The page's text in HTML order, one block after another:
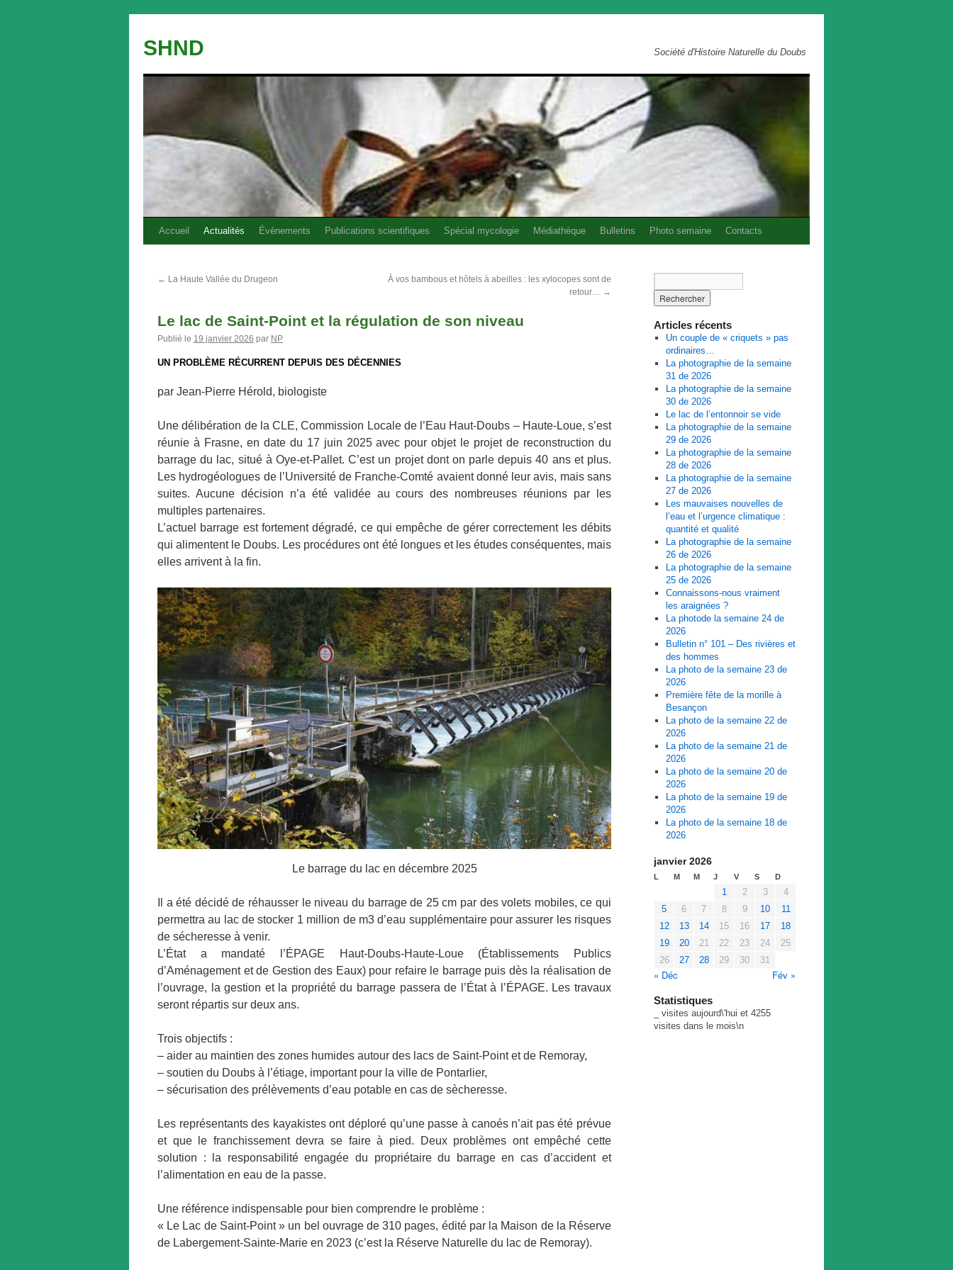
contenu
SHND Société d'Histoire Naturelle du Doubs
Accueil Actualités Évènements Publications scientifiques Spécial mycologie Médiathèque Bulletins Photo semaine Contacts
← La Haute Vallée du Drugeon
À vos bambous et hôtels à abeilles : les xylocopes sont de
retour… →
Le lac de Saint-Point et la régulation de son niveau
Publié le 19 janvier 2026 par NP
UN PROBLÈME RÉCURRENT DEPUIS DES DÉCENNIES
par Jean-Pierre Hérold, biologiste
Une délibération de la CLE, Commission Locale de l’Eau Haut-Doubs – Haute-Loue, s’est
réunie à Frasne, en date du 17 juin 2025 avec pour objet le projet de reconstruction du
barrage du lac, situé à Oye-et-Pallet. C’est un projet dont on parle depuis 40 ans et plus.
Les hydrogéologues de l’Université de Franche-Comté avaient donné leur avis, mais sans
suites. Aucune décision n’a été validée au cours des nombreuses réunions par les
multiples partenaires.
L’actuel barrage est fortement dégradé, ce qui empêche de gérer correctement les débits
qui alimentent le Doubs. Les procédures ont été longues et les études conséquentes, mais
elles arrivent à la fin.
Le barrage du lac en décembre 2025
Il a été décidé de réhausser le niveau du barrage de 25 cm par des volets mobiles, ce qui
permettra au lac de stocker 1 million de m3 d’eau supplémentaire pour assurer les risques
de sécheresse à venir.
L’État a mandaté l’ÉPAGE Haut-Doubs-Haute-Loue (Établissements Publics
d’Aménagement et de Gestion des Eaux) pour refaire le barrage puis dès la réalisation de
l’ouvrage, la gestion et la propriété du barrage passera de l’État à l’ÉPAGE. Les travaux
seront répartis sur deux ans.
Trois objectifs :
– aider au maintien des zones humides autour des lacs de Saint-Point et de Remoray,
– soutien du Doubs à l’étiage, important pour la ville de Pontarlier,
– sécurisation des prélèvements d’eau potable en cas de sècheresse.
Les représentants des kayakistes ont déploré qu’une passe à canoés n’ait pas été prévue
et que le franchissement devra se faire à pied. Deux problèmes ont empêché cette
solution : la responsabilité engagée du propriétaire du barrage en cas d’accident et
l’alimentation en eau de la passe.
Une référence indispensable pour bien comprendre le problème :
« Le Lac de Saint-Point » un bel ouvrage de 310 pages, édité par la Maison de la Réserve
de Labergement-Sainte-Marie en 2023 (c’est la Réserve Naturelle du lac de Remoray).
Articles récents
Un couple de « criquets » pas
ordinaires…
La photographie de la semaine
31 de 2026
La photographie de la semaine
30 de 2026
Le lac de l’entonnoir se vide
La photographie de la semaine
29 de 2026
La photographie de la semaine
28 de 2026
La photographie de la semaine
27 de 2026
Les mauvaises nouvelles de
l’eau et l’urgence climatique :
quantité et qualité
La photographie de la semaine
26 de 2026
La photographie de la semaine
25 de 2026
Connaissons-nous vraiment
les araignées ?
La photode la semaine 24 de
2026
Bulletin n° 101 – Des rivières et
des hommes
La photo de la semaine 23 de
2026
Première fête de la morille à
Besançon
La photo de la semaine 22 de
2026
La photo de la semaine 21 de
2026
La photo de la semaine 20 de
2026
La photo de la semaine 19 de
2026
La photo de la semaine 18 de
2026
janvier 2026
L M M J V S D
1 2 3
4
5
6 7 8 9 10
11
12
13 14 15 16 17
18
19
20 21 22 23 24
25
26
27 28 29 30 31
« Déc Fév »
Statistiques
visites aujourd\'hui et 4255
visites dans le mois\n